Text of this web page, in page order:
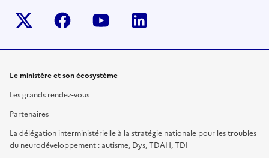
Twitter-x facebook youtube
Le ministère et son écosystème
Les grands rendez-vous
Partenaires
La délégation interministérielle à la stratégie nationale pour les troubles
du neurodéveloppement : autisme, Dys, TDAH, TDI